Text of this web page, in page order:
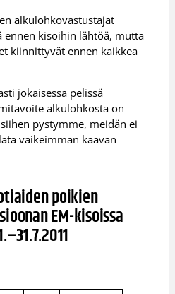
alkulohkovastustajat
ennen kisoihin lähtöä, mutta
kiinnittyvät ennen kaikkea
jokaisessa pelissä
alkulohkosta on
pystymme, meidän ei
vaikeimman kaavan
poikien
EM-kisoissa